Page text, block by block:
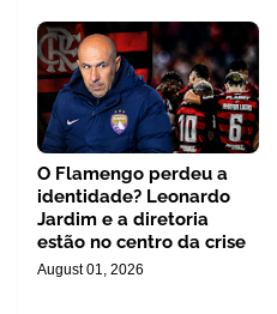
O Flamengo perdeu a
identidade? Leonardo
Jardim e a diretoria
estão no centro da crise
August 01, 2026